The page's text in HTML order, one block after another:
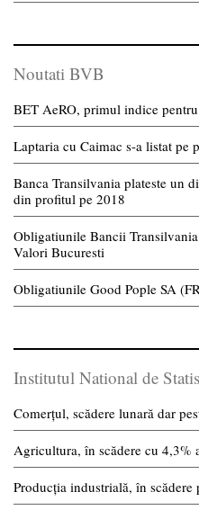
Noutati BVB
BET AeRO, primul indice
Laptaria cu Caimac s-a listat pe
Banca Transilvania plateste un
din profitul pe 2018
Obligatiunile Bancii
Valori Bucuresti
Obligatiunile Good Pople SA
Institutul National de
Comerțul, scădere lunară dar
Agricultura, în scădere cu 4,3%
Producția industrială, în